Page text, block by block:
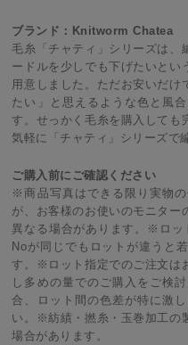
ブランド：Knitworm Chatea
毛糸「チャティ」シリーズは、
ードルを少しでも下げたいとい
用意しました。ただお安いだけ
たい」と思えるような色と風
す。せっかく毛糸を購入しても
気軽に「チャティ」シリーズで
ご購入前にご確認ください
※商品写真はできる限り実物
が、お客様のお使いのモニター
異なる場合があります。※ロッ
Noが同じでもロットが違うと
す。※ロット指定でのご注文は
し多めの量でのご購入をご検
合、ロット間の色差が特に激
い。※紡績・撚糸・玉巻加工の
場合があります。